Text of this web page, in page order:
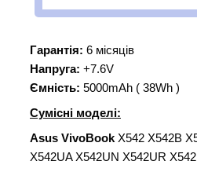
Гарантія: 6 місяців
Напруга: +7.6V
Ємність: 5000mAh ( 38Wh )
Сумісні моделі:
Asus VivoBook X542 X542B
X542UA X542UN X542UR